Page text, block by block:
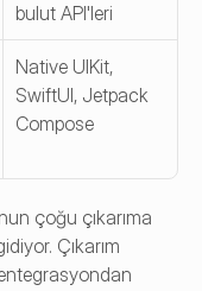
bulut API'leri
Native UIKit,
SwiftUI, Jetpack
Compose
çoğu çıkarıma
Çıkarım